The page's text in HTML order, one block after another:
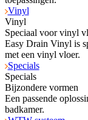
Vinyl
Vinyl
Speciaal voor vinyl
Easy Drain Vinyl is
met een vinyl vloer.
Specials
Specials
Bijzondere vormen
Een passende
badkamer.